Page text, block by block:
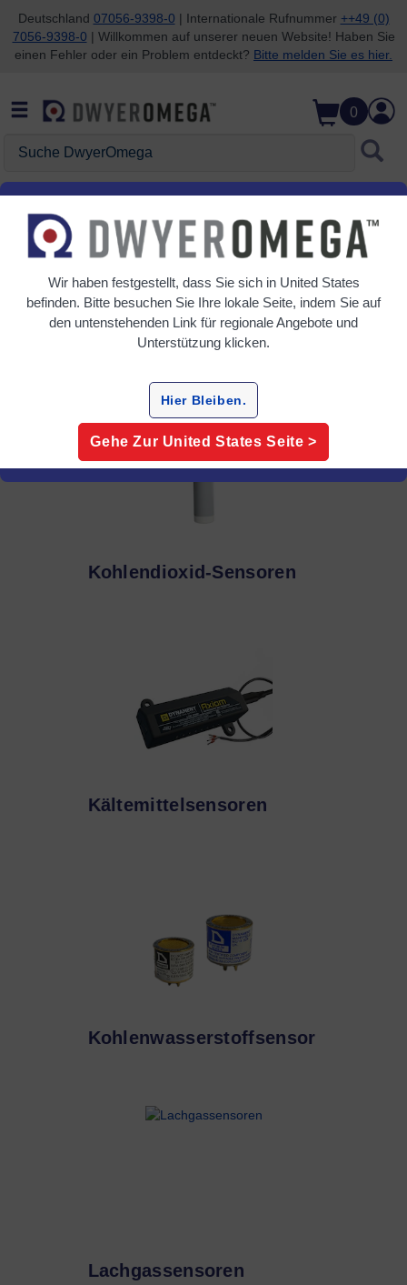
Zum Suchen überspringen
Zum Hauptinhalt überspringen
Zur Navigation überspringen
Deutschland 07056-9398-0 | Internationale Rufnummer ++49 (0)
7056-9398-0 | Willkommen auf unserer neuen Website! Haben Sie
einen Fehler oder ein Problem entdeckt? Bitte melden Sie es hier.
0
Startseite Gasanalyse Gassensoren
Gassensoren
Kohlendioxid-Sensoren
Kältemittelsensoren
Kohlenwasserstoffsensor
Lachgassensoren
Wir haben festgestellt, dass Sie sich in United States
befinden. Bitte besuchen Sie Ihre lokale Seite, indem Sie auf
den untenstehenden Link für regionale Angebote und
Unterstützung klicken.
Hier Bleiben.
Gehe Zur United States Seite >